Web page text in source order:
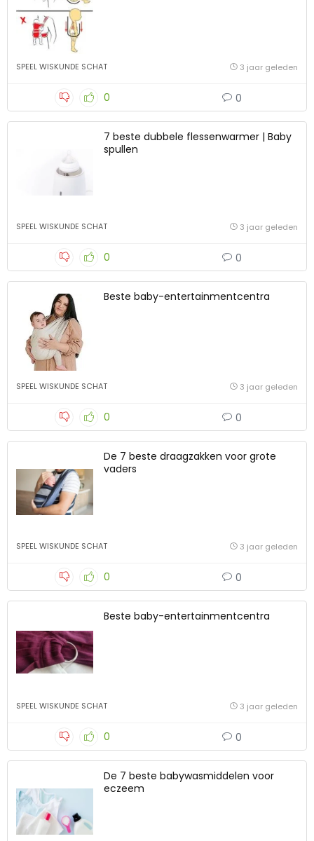
SPEEL WISKUNDE SCHAT 3 jaar geleden
0 0
7 beste dubbele flessenwarmer | Baby
spullen
SPEEL WISKUNDE SCHAT 3 jaar geleden
0 0
Beste baby-entertainmentcentra
SPEEL WISKUNDE SCHAT 3 jaar geleden
0 0
De 7 beste draagzakken voor grote
vaders
SPEEL WISKUNDE SCHAT 3 jaar geleden
0 0
Beste baby-entertainmentcentra
SPEEL WISKUNDE SCHAT 3 jaar geleden
0 0
De 7 beste babywasmiddelen voor
eczeem